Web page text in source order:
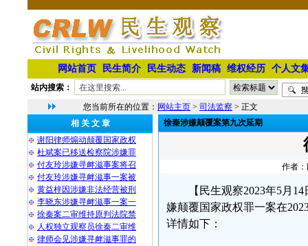
网站首页 民生简介 民生动态 新闻稿 维权经历 个人文
站内搜索：
您当前所在的位置： 网站主页 > 司法监察 > 正文
相 关 文 章
谢阳律师煽动颠覆国家政权
杜斌案已移送检察院涉嫌罪
付友玲涉嫌寻衅滋事案将召
付友玲涉嫌寻衅滋事一案被
黄益梓因涉嫌非法经营被刑
李晓东涉嫌寻衅滋事一案一
徐秦案二审维持原判法院禁
人权独立观察员徐秦二审维
律师会见涉嫌寻衅滋事罪的
徐秦涉嫌颠覆案第九次延期
作者：
【民生观察2023年5月
嫌颠覆国家政权罪一案在
详情如下：